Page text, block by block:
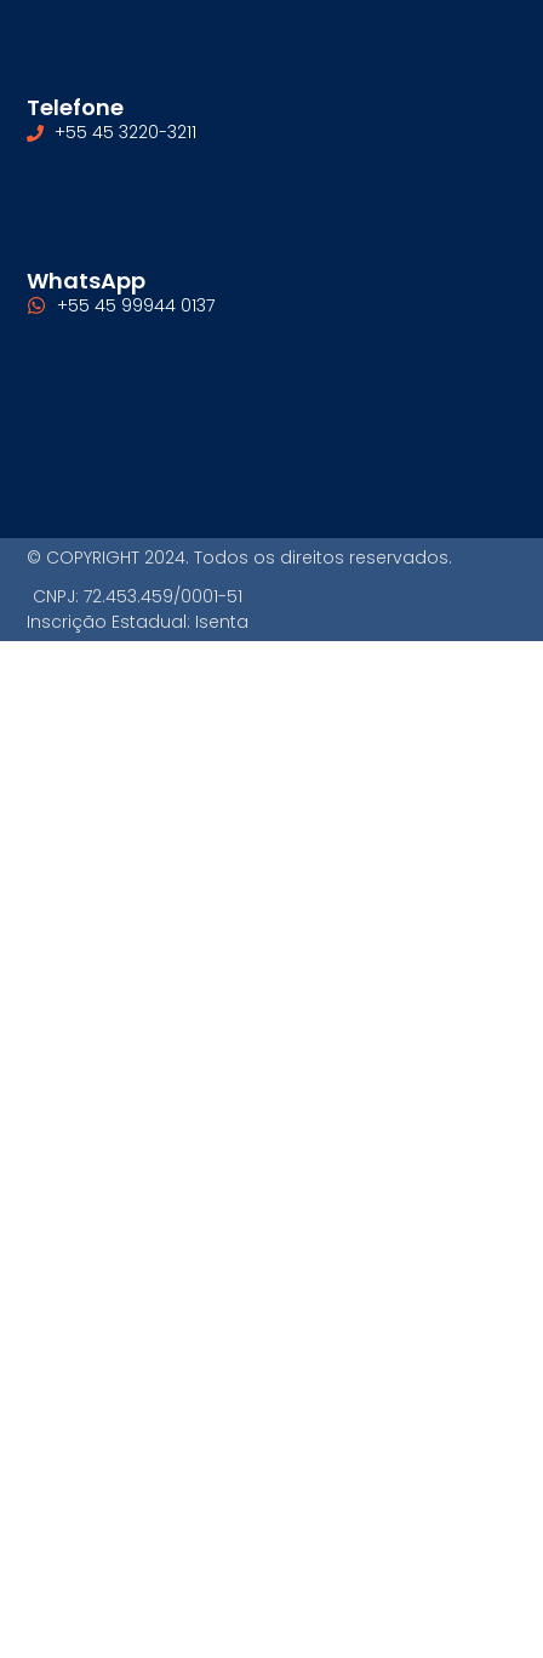
Telefone
+55 45 3220-3211
WhatsApp
+55 45 99944 0137
© COPYRIGHT 2024. Todos os direitos reservados.
CNPJ: 72.453.459/0001-51
Inscrição Estadual: Isenta